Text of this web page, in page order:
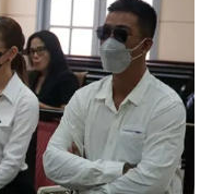
Nam